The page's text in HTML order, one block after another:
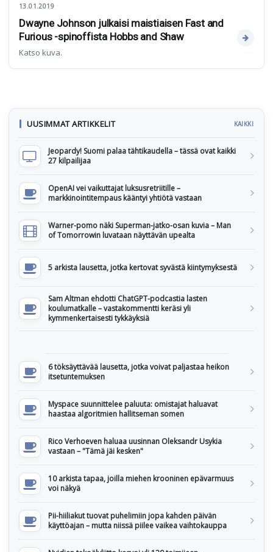
13.01.2019
Dwayne Johnson julkaisi maistiaisen Fast and
Furious -spinoffista Hobbs and Shaw
Katso kuva.
UUSIMMAT ARTIKKELIT KAIKKI
Jeopardy! Suomi palaa tähtikaudella – tässä ovat kaikki
27 kilpailijaa
OpenAI vei vaikuttajat luksusretriitille –
markkinointitempaus kääntyi yhtiötä vastaan
Warner-pomo näki Superman-jatko-osan kuvia – Man
of Tomorrowin luvataan näyttävän upealta
5 arkista lausetta, jotka kertovat syvästä kiintymyksestä
Sam Altman ehdotti ChatGPT-podcastia lasten
koulumatkalle – vastakommentti keräsi yli
kymmenkertaisesti tykkäyksiä
6 töksäyttävää lausetta, jotka voivat paljastaa heikon
itsetuntemuksen
Myspace suunnittelee paluuta: omistajat haluavat
haastaa algoritmien hallitseman somen
Rico Verhoeven haluaa uusinnan Oleksandr Usykia
vastaan – "Tämä jäi kesken"
10 arkista tapaa, joilla miehen krooninen epävarmuus
voi näkyä
Pii-hiiliakut tuovat puhelimiin jopa kahden päivän
käyttöajan – mutta niissä piilee vaikea vaihtokauppa